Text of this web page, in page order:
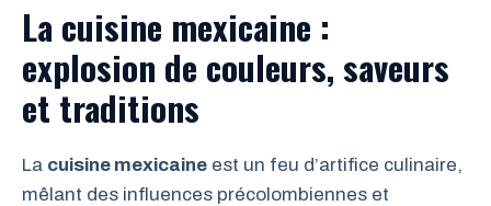
La cuisine mexicaine :
explosion de couleurs, saveurs
et traditions
La cuisine mexicaine est un feu d’artifice culinaire,
mêlant des influences précolombiennes et